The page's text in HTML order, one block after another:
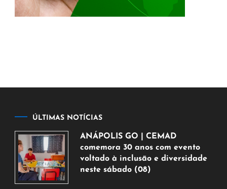
ÚLTIMAS NOTÍCIAS
ANÁPOLIS GO | CEMAD
comemora 30 anos com evento
voltado à inclusão e diversidade
neste sábado (08)